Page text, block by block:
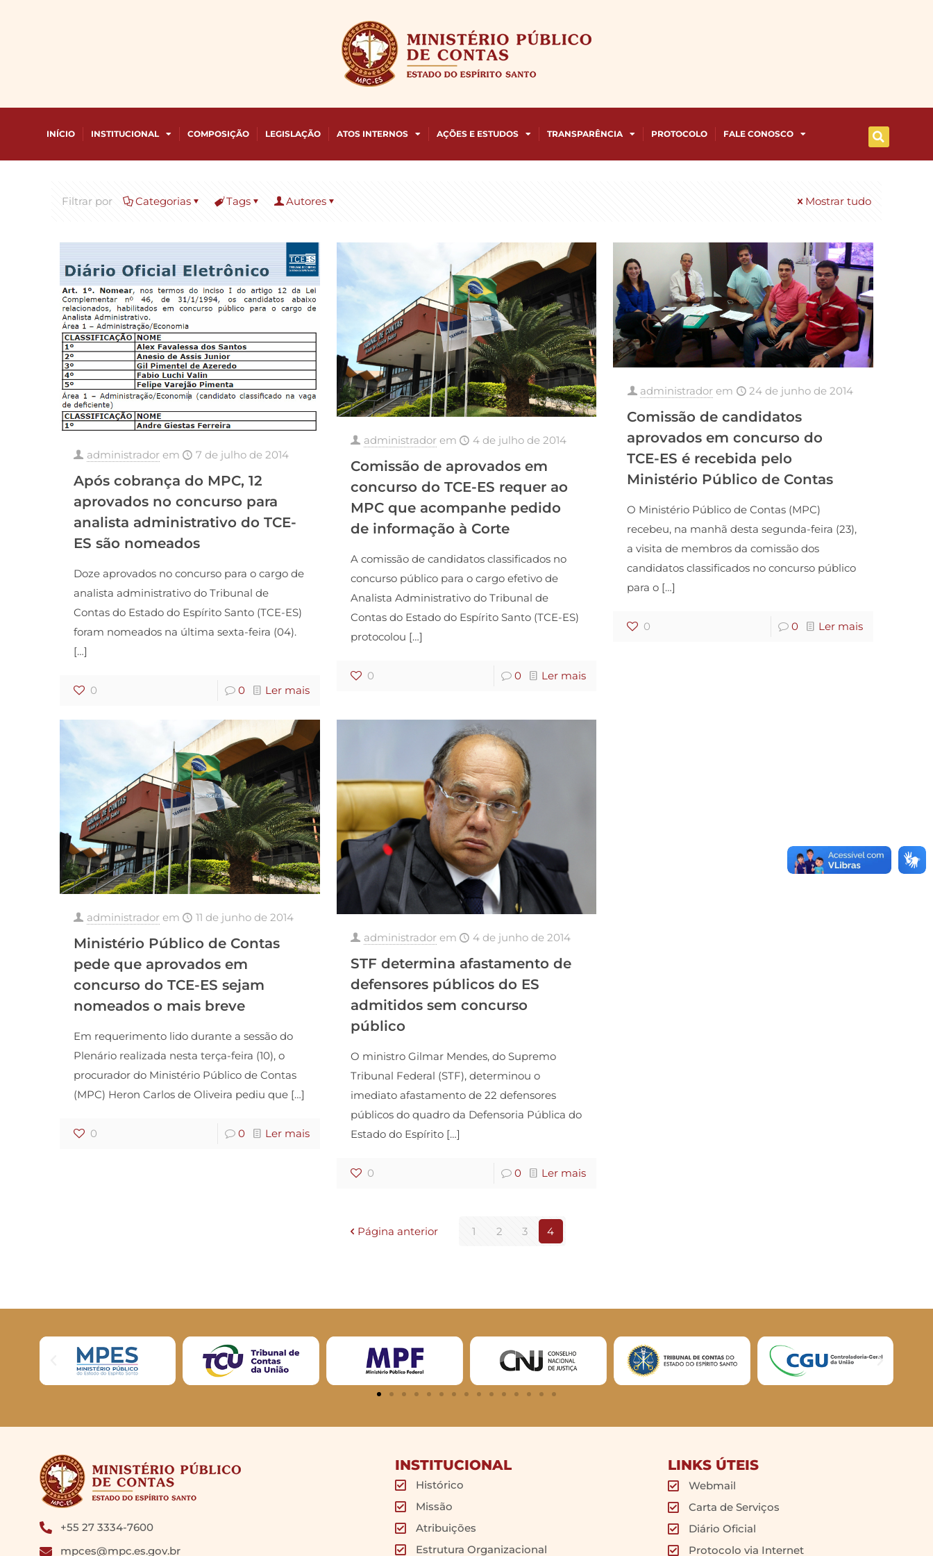
INÍCIO INSTITUCIONAL COMPOSIÇÃO LEGISLAÇÃO ATOS INTERNOS AÇÕES E ESTUDOS TRANSPARÊNCIA PROTOCOLO FALE CONOSCO
Filtrar por Categorias Tags Autores Mostrar tudo
administrador em 7 de julho de 2014
Após cobrança do MPC, 12
aprovados no concurso para
analista administrativo do TCE-
ES são nomeados
Doze aprovados no concurso para o cargo de
analista administrativo do Tribunal de
Contas do Estado do Espírito Santo (TCE-ES)
foram nomeados na última sexta-feira (04).
[…]
0 0 Ler mais
administrador em 4 de julho de 2014
Comissão de aprovados em
concurso do TCE-ES requer ao
MPC que acompanhe pedido
de informação à Corte
A comissão de candidatos classificados no
concurso público para o cargo efetivo de
Analista Administrativo do Tribunal de
Contas do Estado do Espírito Santo (TCE-ES)
protocolou […]
0 0 Ler mais
administrador em 24 de junho de 2014
Comissão de candidatos
aprovados em concurso do
TCE-ES é recebida pelo
Ministério Público de Contas
O Ministério Público de Contas (MPC)
recebeu, na manhã desta segunda-feira (23),
a visita de membros da comissão dos
candidatos classificados no concurso público
para o […]
0 0 Ler mais
administrador em 11 de junho de 2014
Ministério Público de Contas
pede que aprovados em
concurso do TCE-ES sejam
nomeados o mais breve
Em requerimento lido durante a sessão do
Plenário realizada nesta terça-feira (10), o
procurador do Ministério Público de Contas
(MPC) Heron Carlos de Oliveira pediu que[…]
0 0 Ler mais
administrador em 4 de junho de 2014
STF determina afastamento de
defensores públicos do ES
admitidos sem concurso
público
O ministro Gilmar Mendes, do Supremo
Tribunal Federal (STF), determinou o
imediato afastamento de 22 defensores
públicos do quadro da Defensoria Pública do
Estado do Espírito[…]
0 0 Ler mais
Página anterior 1 2 3 4
+55 27 3334-7600
mpces@mpc.es.gov.br
INSTITUCIONAL
Histórico
Missão
Atribuições
Estrutura Organizacional
LINKS ÚTEIS
Webmail
Carta de Serviços
Diário Oficial
Protocolo via Internet